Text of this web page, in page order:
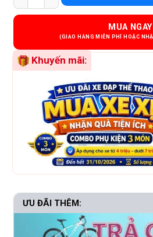
MUA NGAY
Khuyến mãi:
ƯU ĐÃI THÊM: